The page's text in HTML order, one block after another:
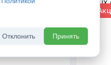
%
Отклонить Принять